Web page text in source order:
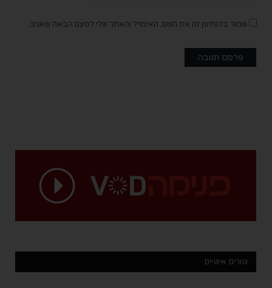
שמור בדפדפן זה את השם, האימייל והאתר שלי לפעם הבאה שאגיב.
טורים אישיים